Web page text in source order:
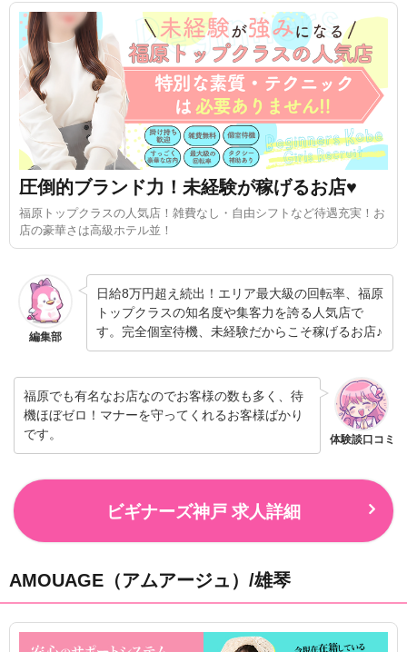
圧倒的ブランド力！未経験が稼げるお店♥
福原トップクラスの人気店！雑費なし・自由シフトなど待遇充実！お
店の豪華さは高級ホテル並！
編集部
日給8万円超え続出！エリア最大級の回転率、福原
トップクラスの知名度や集客力を誇る人気店で
す。完全個室待機、未経験だからこそ稼げるお店♪
体験談口コミ
福原でも有名なお店なのでお客様の数も多く、待
機ほぼゼロ！マナーを守ってくれるお客様ばかり
です。
ビギナーズ神戸 求人詳細
AMOUAGE（アムアージュ）/雄琴